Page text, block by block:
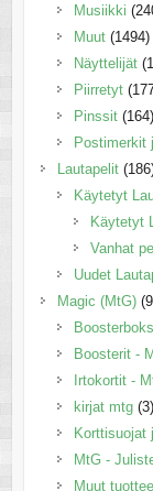
Musiikki
Muut (1494)
Näyttelijät
Piirretyt
Pinssit (164)
Postimerkit
Lautapelit
Käytetyt
Käytetyt
Vanhat
Uudet
Magic (MtG)
Boosterit -
Irtokortit -
kirjat mtg (3)
Korttisuojat
MtG -
Muut